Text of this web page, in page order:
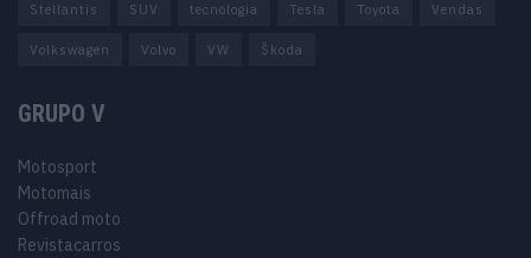
Stellantis SUV tecnologia Tesla Toyota Vendas
Volkswagen Volvo VW Škoda
GRUPO V
Motosport
Motomais
Offroad moto
Revistacarros